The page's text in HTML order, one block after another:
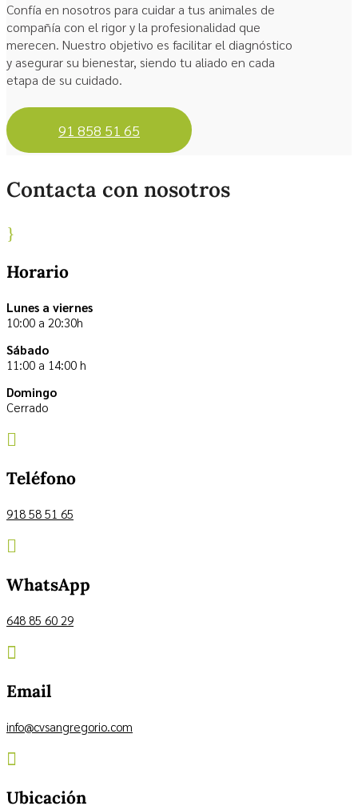
Confía en nosotros para cuidar a tus animales de
compañía con el rigor y la profesionalidad que
merecen. Nuestro objetivo es facilitar el diagnóstico
y asegurar su bienestar, siendo tu aliado en cada
etapa de su cuidado.
91 858 51 65
Contacta con nosotros
}
Horario
Lunes a viernes
10:00 a 20:30h
Sábado
11:00 a 14:00 h
Domingo
Cerrado

Teléfono
918 58 51 65

WhatsApp
648 85 60 29

Email
info@cvsangregorio.com

Ubicación